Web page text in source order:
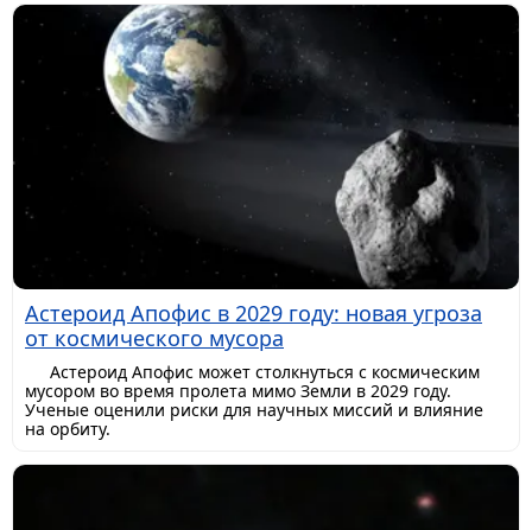
Астероид Апофис в 2029 году: новая угроза
от космического мусора
Астероид Апофис может столкнуться с космическим
мусором во время пролета мимо Земли в 2029 году.
Ученые оценили риски для научных миссий и влияние
на орбиту.